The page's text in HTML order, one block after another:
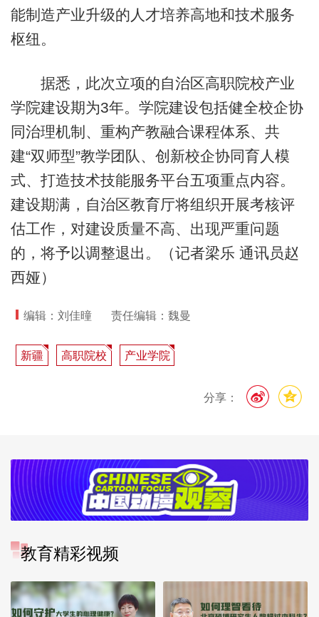
能制造产业升级的人才培养高地和技术服务
枢纽。
据悉，此次立项的自治区高职院校产业
学院建设期为3年。学院建设包括健全校企协
同治理机制、重构产教融合课程体系、共
建“双师型”教学团队、创新校企协同育人模
式、打造技术技能服务平台五项重点内容。
建设期满，自治区教育厅将组织开展考核评
估工作，对建设质量不高、出现严重问题
的，将予以调整退出。（记者梁乐 通讯员赵
西娅）
编辑：刘佳曈 责任编辑：魏曼
新疆 高职院校 产业学院
分享：
教育精彩视频